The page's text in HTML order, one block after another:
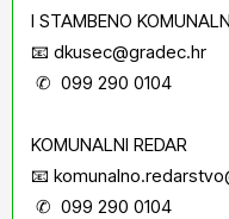
I STAMBENO
📧 dkusec@gradec.hr
✆ 099 290 0104
KOMUNALNI REDAR
📧
✆ 099 290 0104